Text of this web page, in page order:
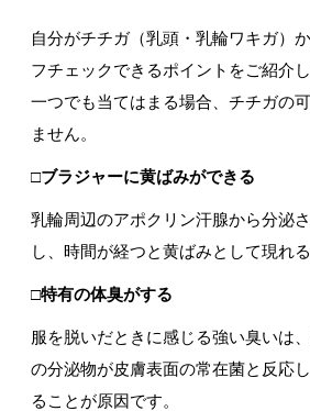
自分がチチガ（乳頭・乳輪ワキガ）
フチェックできるポイントをご紹介
一つでも当てはまる場合、チチガの
ません。
□ブラジャーに黄ばみができる
乳輪周辺のアポクリン汗腺から分泌
し、時間が経つと黄ばみとして現れ
□特有の体臭がする
服を脱いだときに感じる強い臭いは
の分泌物が皮膚表面の常在菌と反応
ることが原因です。